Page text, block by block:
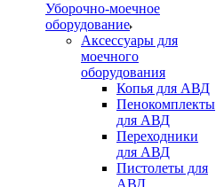
Уборочно-моечное
оборудование
Аксессуары для
моечного
оборудования
Копья для АВД
Пенокомплекты
для АВД
Переходники
для АВД
Пистолеты для
АВД